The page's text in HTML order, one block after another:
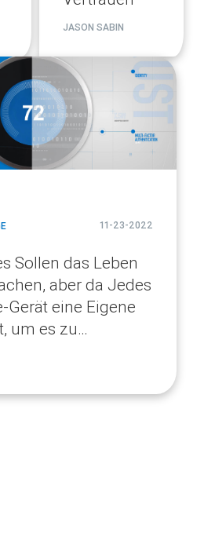
JASON SABIN
11-23-2022
Sollen das Leben
aber da Jedes
Gerät eine Eigene
um es zu
Einfach, ihre
Geräte zu